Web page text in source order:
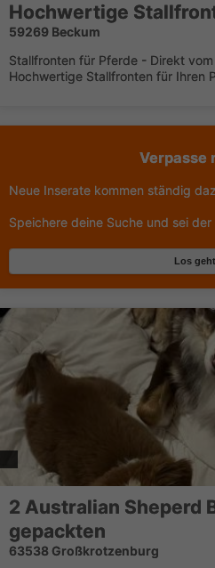
Hochwertige
59269 Beckum
Stallfronten für Pferde - Direkt
Hochwertige Stallfronten für Ihren
Verpasse
Neue Inserate kommen ständig
Speichere deine Suche und sei
Los
2 Australian Sheperd
gepackten
63538 Großkrotzenburg